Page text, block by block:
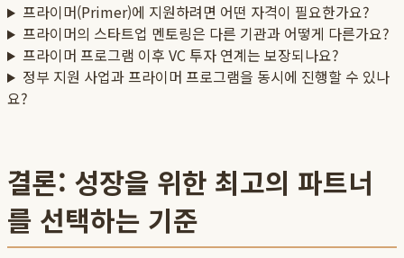
프라이머(Primer)에 지원하려면 어떤 자격이 필요한가요?
프라이머의 스타트업 멘토링은 다른 기관과 어떻게 다른가요?
프라이머 프로그램 이후 VC 투자 연계는 보장되나요?
정부 지원 사업과 프라이머 프로그램을 동시에 진행할 수 있나
요?
결론: 성장을 위한 최고의 파트너
를 선택하는 기준